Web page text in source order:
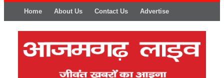
Home About Us Contact Us Advertise